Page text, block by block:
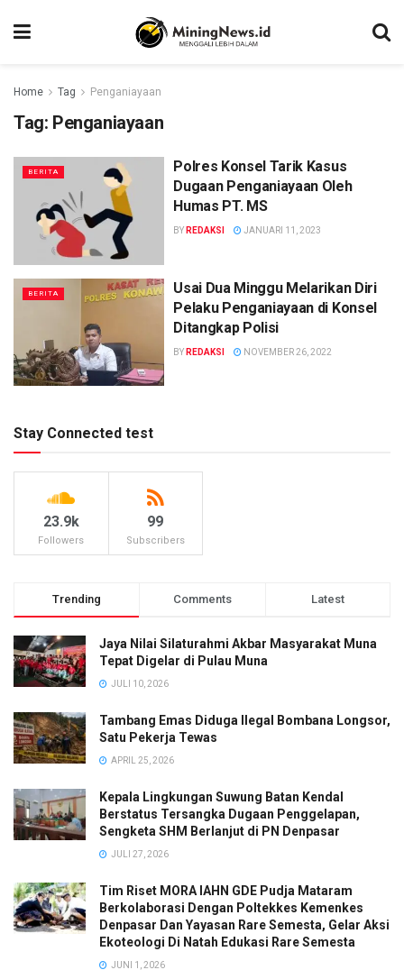
Home Tag Penganiayaan
Tag: Penganiayaan
BERITA
Polres Konsel Tarik Kasus
Dugaan Penganiayaan Oleh
Humas PT. MS
BY REDAKSI JANUARI 11, 2023
BERITA
Usai Dua Minggu Melarikan Diri
Pelaku Penganiayaan di Konsel
Ditangkap Polisi
BY REDAKSI NOVEMBER 26, 2022
Stay Connected test
23.9k
Followers
99
Subscribers
Trending Comments Latest
Jaya Nilai Silaturahmi Akbar Masyarakat Muna
Tepat Digelar di Pulau Muna
JULI 10, 2026
Tambang Emas Diduga Ilegal Bombana Longsor,
Satu Pekerja Tewas
APRIL 25, 2026
Kepala Lingkungan Suwung Batan Kendal
Berstatus Tersangka Dugaan Penggelapan,
Sengketa SHM Berlanjut di PN Denpasar
JULI 27, 2026
Tim Riset MORA IAHN GDE Pudja Mataram
Berkolaborasi Dengan Poltekkes Kemenkes
Denpasar Dan Yayasan Rare Semesta, Gelar Aksi
Ekoteologi Di Natah Edukasi Rare Semesta
JUNI 1, 2026